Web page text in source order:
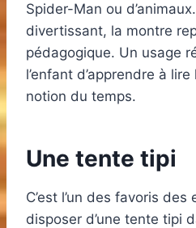
Spider-Man ou
divertissant, la montre
pédagogique. Un usage
l’enfant d’apprendre à lire
notion du temps.
Une tente
C’est l’un des favoris
disposer d’une tente tipi